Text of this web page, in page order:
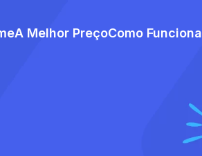
A Melhor PreçoComo Funciona